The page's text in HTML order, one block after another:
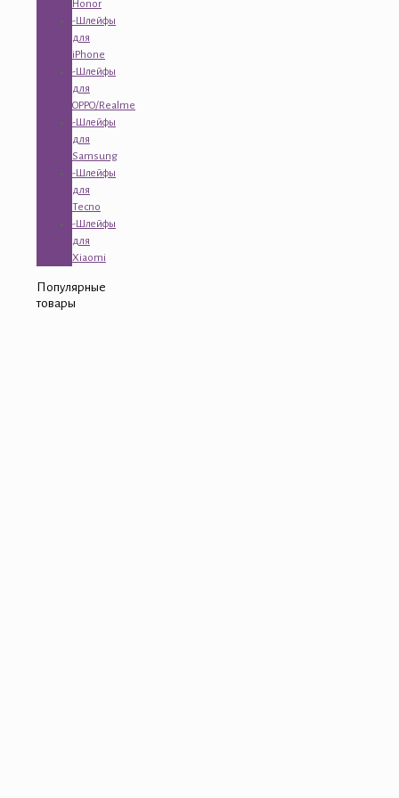
Honor
-Шлейфы
для
iPhone
-Шлейфы
для
OPPO/Realme
-Шлейфы
для
Samsung
-Шлейфы
для
Tecno
-Шлейфы
для
Xiaomi
Популярные
товары